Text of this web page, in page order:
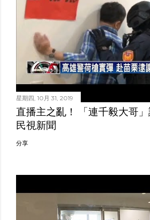
星期四, 10月 31, 2019
直播主之亂！ 「連千毅大哥
民視新聞
分享